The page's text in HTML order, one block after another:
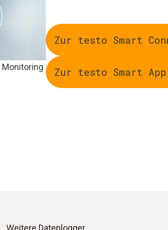
Zur testo Smart
Zur testo Smart App
Weitere Datenlogger